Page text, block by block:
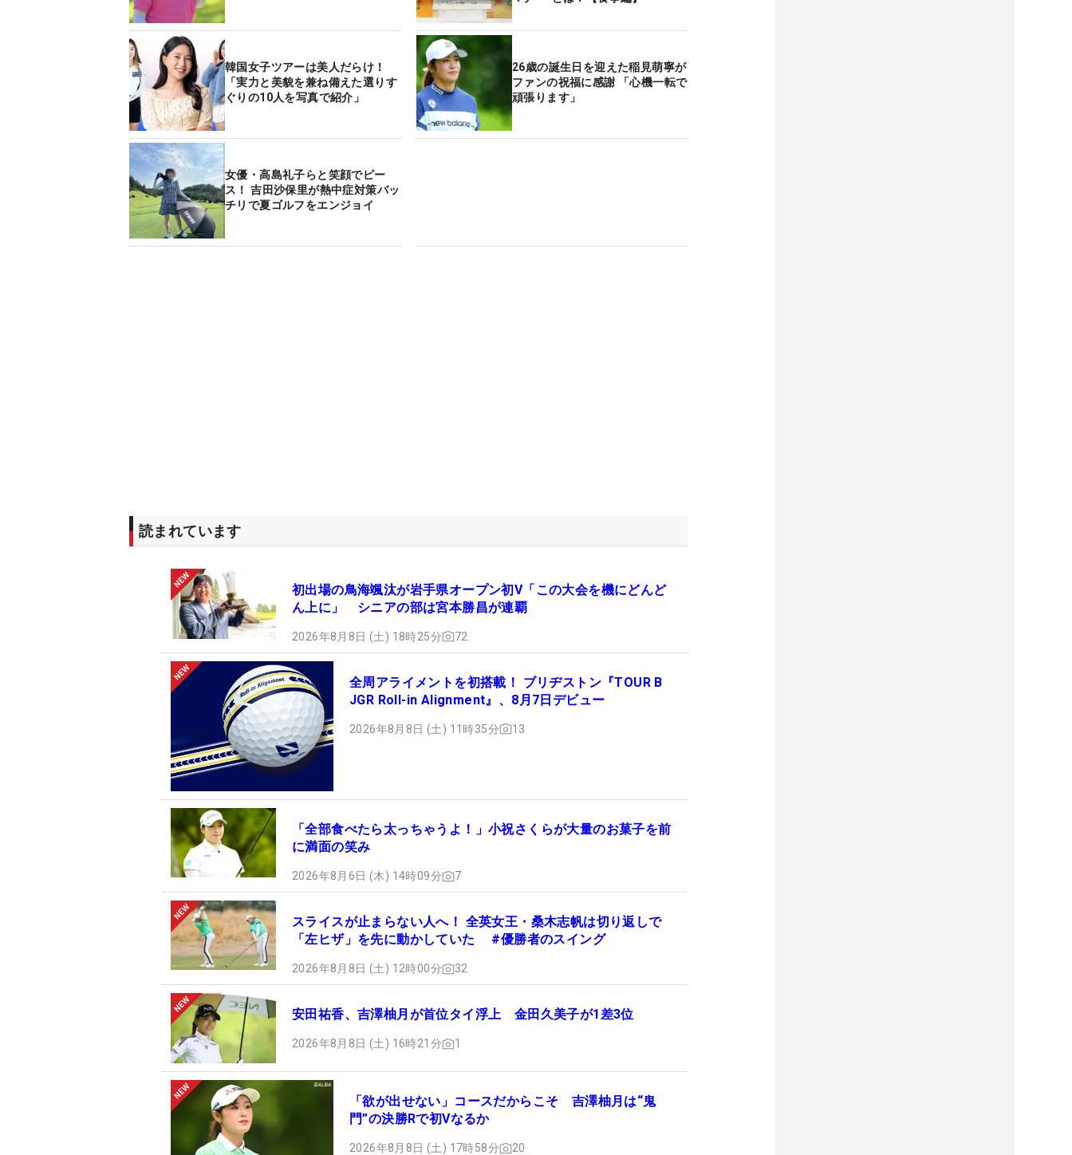
韓国女子ツアーは美人だらけ！
「実力と美貌を兼ね備えた選りす
ぐりの10人を写真で紹介」
26歳の誕生日を迎えた稲見萌寧が
ファンの祝福に感謝 「心機一転で
頑張ります」
女優・高島礼子らと笑顔でピー
ス！ 吉田沙保里が熱中症対策バッ
チリで夏ゴルフをエンジョイ
読まれています
初出場の鳥海颯汰が岩手県オープン初V「この大会を機にどんど
ん上に」 シニアの部は宮本勝昌が連覇
2026年8月8日 (土) 18時25分 72
全周アライメントを初搭載！ ブリヂストン『TOUR B
JGR Roll-in Alignment』、8月7日デビュー
2026年8月8日 (土) 11時35分 13
「全部食べたら太っちゃうよ！」小祝さくらが大量のお菓子を前
に満面の笑み
2026年8月6日 (木) 14時09分 7
スライスが止まらない人へ！ 全英女王・桑木志帆は切り返しで
「左ヒザ」を先に動かしていた #優勝者のスイング
2026年8月8日 (土) 12時00分 32
安田祐香、吉澤柚月が首位タイ浮上 金田久美子が1差3位
2026年8月8日 (土) 16時21分 1
「欲が出せない」コースだからこそ 吉澤柚月は“鬼
門”の決勝Rで初Vなるか
2026年8月8日 (土) 17時58分 20